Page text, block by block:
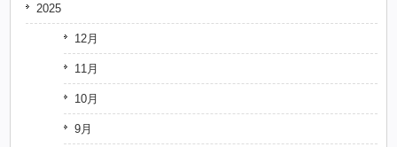
2025
12月
11月
10月
9月